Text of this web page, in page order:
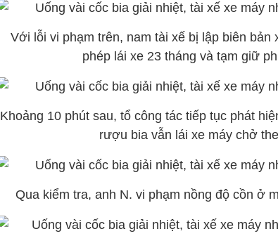
Với lỗi vi phạm trên, nam tài xế bị lập biên
phép lái xe 23 tháng và tạm giữ
Khoảng 10 phút sau, tổ công tác tiếp tục phát
rượu bia vẫn lái xe máy chở
Qua kiểm tra, anh N. vi phạm nồng độ cồn ở